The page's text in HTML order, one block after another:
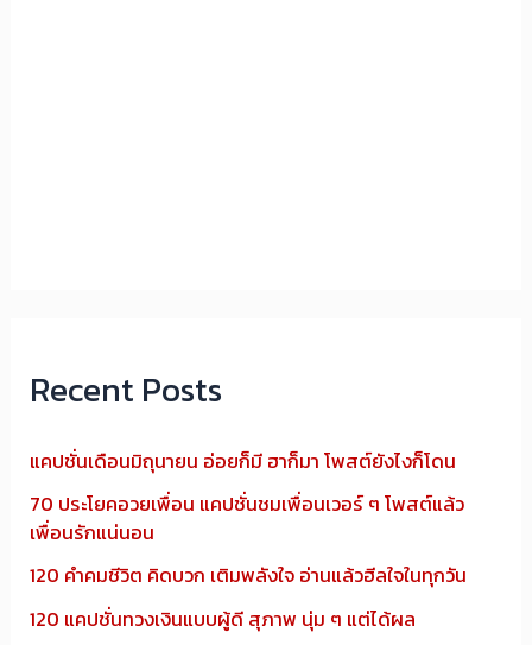
Recent Posts
แคปชั่นเดือนมิถุนายน อ่อยก็มี ฮาก็มา โพสต์ยังไงก็โดน
70 ประโยคอวยเพื่อน แคปชั่นชมเพื่อนเวอร์ ๆ โพสต์แล้ว
เพื่อนรักแน่นอน
120 คำคมชีวิต คิดบวก เติมพลังใจ อ่านแล้วฮีลใจในทุกวัน
120 แคปชั่นทวงเงินแบบผู้ดี สุภาพ นุ่ม ๆ แต่ได้ผล